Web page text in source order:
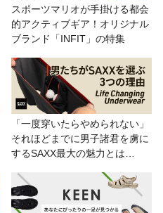
スポーツマリオが手掛ける都会
的アクティブギア！オリジナル
ブランド「INFIT」の特集
「一度穿いたらやめられない」
それほどまでに男子諸君を虜に
するSAXX最大の魅力とは…